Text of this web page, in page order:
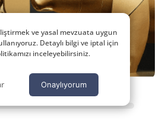
ve yasal mevzuata uygun
Detaylı bilgi ve iptal için
inceleyebilirsiniz.
Onaylıyorum